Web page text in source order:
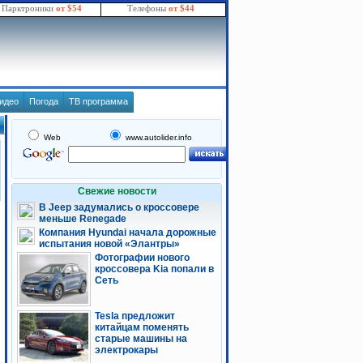
Парктроники от $54 Телефоны от $44
Погода ТВ программа
Web www.autolider.info
Свежие новости
В Jeep задумались о кроссовере
меньше Renegade
Компания Hyundai начала дорожные
испытания новой «Элантры»
Фотографии нового
кроссовера Kia попали в
Сеть
Tesla предложит
китайцам поменять
старые машины на
электрокары